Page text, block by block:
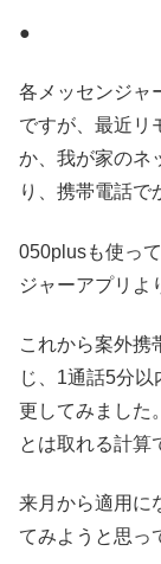
●
各メッセンジャ
ですが、最近リ
か、我が家のネ
り、携帯電話で
050plusも使っ
ジャーアプリよ
これから案外携
じ、1通話5分
更してみました
とは取れる計算
来月から適用に
てみようと思っ